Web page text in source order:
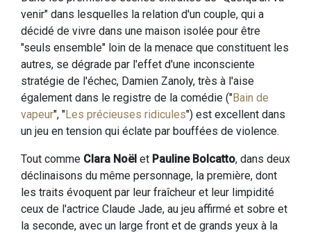
venir" dans lesquelles la relation d'un couple, qui a
décidé de vivre dans une maison isolée pour être
"seuls ensemble" loin de la menace que constituent les
autres, se dégrade par l'effet d'une inconsciente
stratégie de l'échec, Damien Zanoly, très à l'aise
également dans le registre de la comédie ("Bain de
vapeur", "Les précieuses ridicules") est excellent dans
un jeu en tension qui éclate par bouffées de violence.
Tout comme Clara Noël et Pauline Bolcatto, dans deux
déclinaisons du même personnage, la première, dont
les traits évoquent par leur fraîcheur et leur limpidité
ceux de l'actrice Claude Jade, au jeu affirmé et sobre et
la seconde, avec un large front et de grands yeux à la